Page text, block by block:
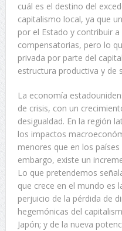
cuál es el destino del
capitalismo local, ya que
por el Estado y contribuir
compensatorias, pero lo
privada por parte del
estructura productiva y de
La economía
de crisis, con un
desigualdad. En la región
los impactos
menores que en los
embargo, existe un
Lo que pretendemos
que crece en el mundo es
perjuicio de la pérdida de
hegemónicas del
Japón; y de la nueva